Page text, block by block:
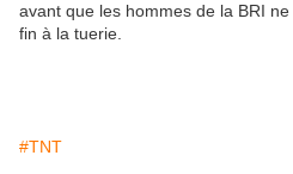
avant que les hommes de la BRI
fin à la tuerie.
#TNT